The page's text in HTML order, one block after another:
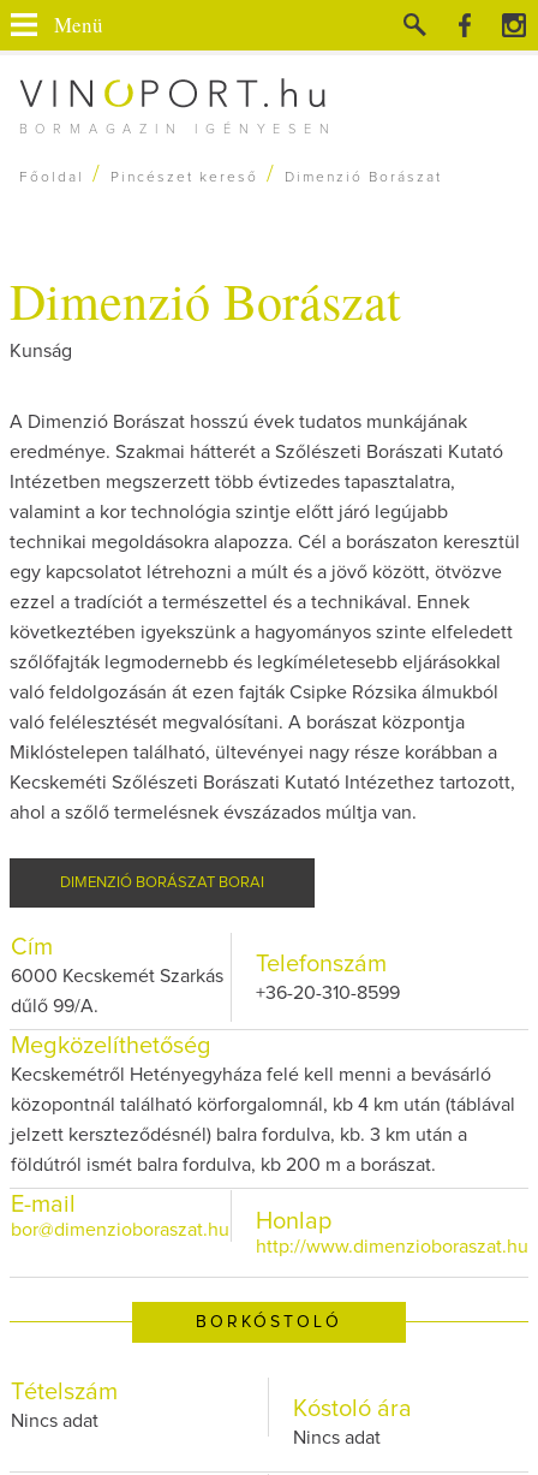
BORMAGAZIN IGÉNYESEN
Menü
Főoldal / Pincészet kereső / Dimenzió Borászat
Dimenzió Borászat
Kunság
A Dimenzió Borászat hosszú évek tudatos munkájának
eredménye. Szakmai hátterét a Szőlészeti Borászati Kutató
Intézetben megszerzett több évtizedes tapasztalatra,
valamint a kor technológia szintje előtt járó legújabb
technikai megoldásokra alapozza. Cél a borászaton keresztül
egy kapcsolatot létrehozni a múlt és a jövő között, ötvözve
ezzel a tradíciót a természettel és a technikával. Ennek
következtében igyekszünk a hagyományos szinte elfeledett
szőlőfajták legmodernebb és legkíméletesebb eljárásokkal
való feldolgozásán át ezen fajták Csipke Rózsika álmukból
való felélesztését megvalósítani. A borászat központja
Miklóstelepen található, ültevényei nagy része korábban a
Kecskeméti Szőlészeti Borászati Kutató Intézethez tartozott,
ahol a szőlő termelésnek évszázados múltja van.
DIMENZIÓ BORÁSZAT BORAI
Cím
6000 Kecskemét Szarkás
dűlő 99/A.
Telefonszám
+36-20-310-8599
Megközelíthetőség
Kecskemétről Hetényegyháza felé kell menni a bevásárló
közopontnál található körforgalomnál, kb 4 km után (táblával
jelzett kerszteződésnél) balra fordulva, kb. 3 km után a
földútról ismét balra fordulva, kb 200 m a borászat.
E-mail
bor@dimenzioboraszat.hu Honlap
http://www.dimenzioboraszat.hu
BORKÓSTOLÓ
Tételszám
Nincs adat Kóstoló ára
Nincs adat